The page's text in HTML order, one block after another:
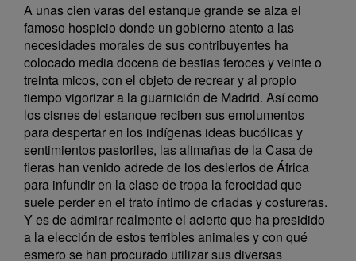
A unas cien varas del estanque grande se alza el
famoso hospicio donde un gobierno atento a las
necesidades morales de sus contribuyentes ha
colocado media docena de bestias feroces y veinte o
treinta micos, con el objeto de recrear y al propio
tiempo vigorizar a la guarnición de Madrid. Así como
los cisnes del estanque reciben sus emolumentos
para despertar en los indígenas ideas bucólicas y
sentimientos pastoriles, las alimañas de la Casa de
fieras han venido adrede de los desiertos de África
para infundir en la clase de tropa la ferocidad que
suele perder en el trato íntimo de criadas y costureras.
Y es de admirar realmente el acierto que ha presidido
a la elección de estos terribles animales y con qué
esmero se han procurado utilizar sus diversas